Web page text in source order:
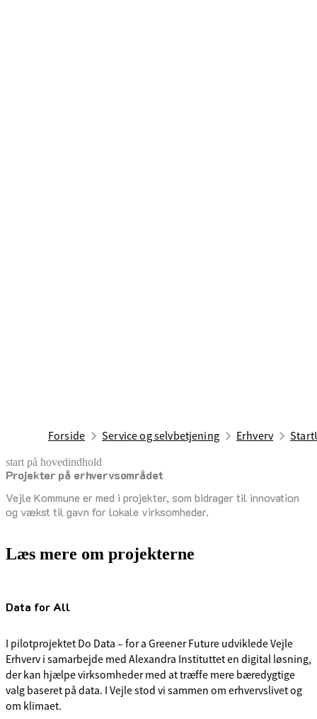
Forside Service og selvbetjening Erhverv
start på hovedindhold
Projekter på erhvervsområdet
Vejle Kommune er med i projekter, som bidrager til innovation
og vækst til gavn for lokale virksomheder.
senest opdateret 8. januar 2026
Læs mere om projekterne
Data for All
I pilotprojektet Do Data – for a Greener Future udviklede Vejle
Erhverv i samarbejde med Alexandra Instituttet en digital løsning,
der kan hjælpe virksomheder med at træffe mere bæredygtige
valg baseret på data. I Vejle stod vi sammen om erhvervslivet og
om klimaet.